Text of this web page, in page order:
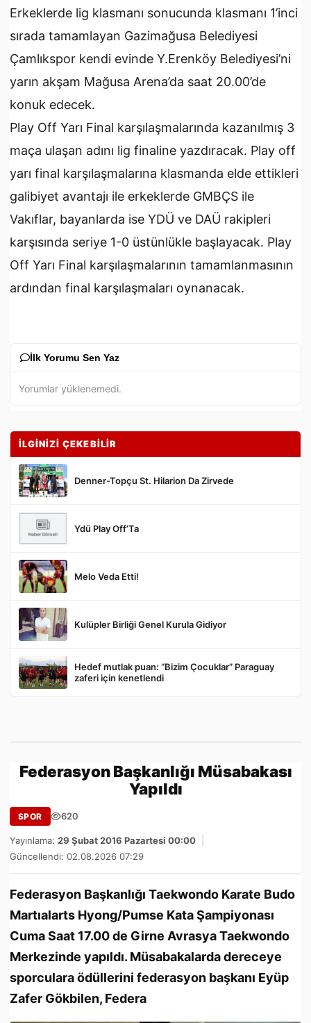
Erkeklerde lig klasmanı sonucunda klasmanı 1’inci
sırada tamamlayan Gazimağusa Belediyesi
Çamlıkspor kendi evinde Y.Erenköy Belediyesi’ni
yarın akşam Mağusa Arena’da saat 20.00’de
konuk edecek.
Play Off Yarı Final karşılaşmalarında kazanılmış 3
maça ulaşan adını lig finaline yazdıracak. Play off
yarı final karşılaşmalarına klasmanda elde ettikleri
galibiyet avantajı ile erkeklerde GMBÇS ile
Vakıflar, bayanlarda ise YDÜ ve DAÜ rakipleri
karşısında seriye 1-0 üstünlükle başlayacak. Play
Off Yarı Final karşılaşmalarının tamamlanmasının
ardından final karşılaşmaları oynanacak.
İlk Yorumu Sen Yaz
Gönder
Yorumlar yüklenemedi.
İLGİNİZİ ÇEKEBİLİR
Denner-Topçu St. Hilarion Da Zirvede
Ydü Play Off’Ta
Melo Veda Etti!
Kulüpler Birliği Genel Kurula Gidiyor
Hedef mutlak puan: “Bizim Çocuklar” Paraguay
zaferi için kenetlendi
Federasyon Başkanlığı Müsabakası
Yapıldı
SPOR 620
Yayınlama: 29 Şubat 2016 Pazartesi 00:00
Güncellendi: 02.08.2026 07:29
Federasyon Başkanlığı Taekwondo Karate Budo
Martıalarts Hyong/Pumse Kata Şampiyonası
Cuma Saat 17.00 de Girne Avrasya Taekwondo
Merkezinde yapıldı. Müsabakalarda dereceye
sporculara ödüllerini federasyon başkanı Eyüp
Zafer Gökbilen, Federa